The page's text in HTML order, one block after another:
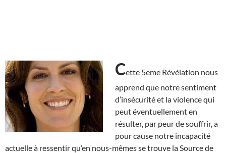
Cette 5eme Révélation nous
apprend que notre sentiment
d’insécurité et la violence qui
peut éventuellement en
résulter, par peur de souffrir, a
pour cause notre incapacité
actuelle à ressentir qu’en nous-mêmes se trouve la Source de